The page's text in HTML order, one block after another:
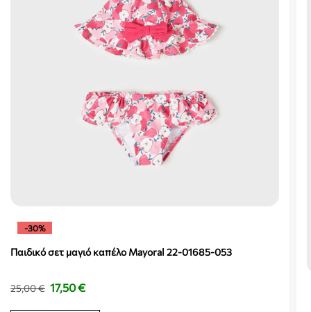
-30%
Παιδικό σετ μαγιό καπέλο Mayoral 22-01685-053
25,00€ 17,50€